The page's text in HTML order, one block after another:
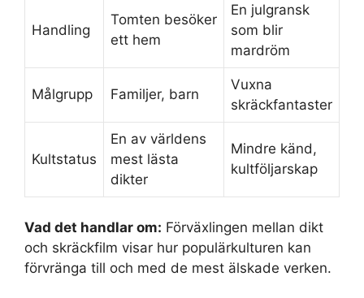
Handling
Tomten besöker
ett hem
En julgransk
som blir
mardröm
Målgrupp Familjer, barn
Vuxna
skräckfantaster
Kultstatus
En av världens
mest lästa
dikter
Mindre känd,
kultföljarskap
Vad det handlar om: Förväxlingen mellan dikt
och skräckfilm visar hur populärkulturen kan
förvränga till och med de mest älskade verken.